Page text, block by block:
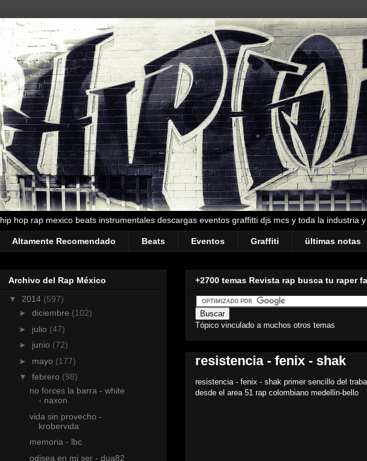
hip hop rap mexico beats instrumentales descargas eventos graffitti djs mcs y toda la industria
Altamente Recomendado Beats Eventos Graffiti ültimas notas
+2700 temas Revista rap busca tu raper
Tópico vinculado a muchos otros temas
resistencia - fenix - shak
resistencia - fenix - shak primer sencillo del
desde el area 51 rap colombiano medellin-bello
Archivo del Rap México
▼ 2014 (597)
► diciembre (102)
► julio (47)
► junio (72)
► mayo (177)
▼ febrero (98)
no forces la barra - white
- naxon
vida sin provecho -
krobervida
memoria - lbc
odisea en mi ser - dua82